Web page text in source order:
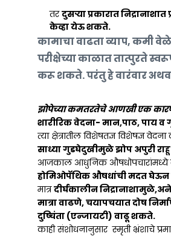
तरदुसऱ्या प्रकारात
केव्हा येऊ शकते.
कामाचा वाढता व्याप, कमी
परीक्षेच्या काळात तात्पुरते
करू शकते. परंतु हे वारंवार
झोपेच्या कमतरतेचे आणखी एक
शारीरिक वेदना- मान,पाठ, पाय
त्या क्षेत्रातील विशेषतज्ञ विशेषज्ञ
साध्या गुडघेदुखीमुळे झोप अपुरी
आजकाल आधुनिक औषधोपचारांमध्ये
होमिओपॅथिक औषधांची मदत घेऊन
मात्रदीर्घकालीन
मात्रा वाढणे, चयापचयात दोष
दुष्चिंता (एन्जायटी) वाढू शकते.
काही संशोधनानुसार स्मृती भ्रंशाचे